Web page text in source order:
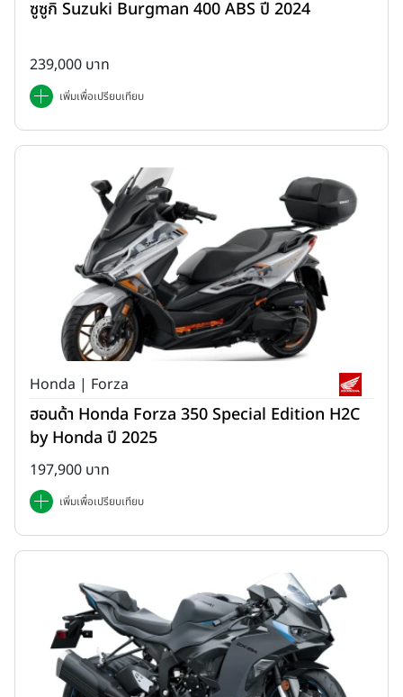
ซูซูกิ Suzuki Burgman 400 ABS ปี 2024
239,000 บาท
เพิ่มเพื่อเปรียบเทียบ
Honda | Forza
ฮอนด้า Honda Forza 350 Special Edition H2C
by Honda ปี 2025
197,900 บาท
เพิ่มเพื่อเปรียบเทียบ